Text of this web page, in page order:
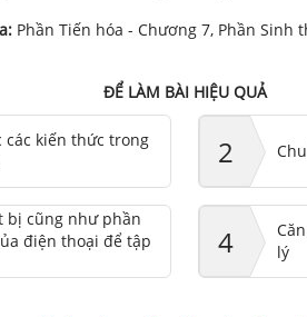
Phần Tiến hóa - Chương 7, Phần Sinh
ĐỂ LÀM BÀI HIỆU QUẢ
các kiến thức trong
2
bị cũng như phần
điện thoại để tập
4
lý